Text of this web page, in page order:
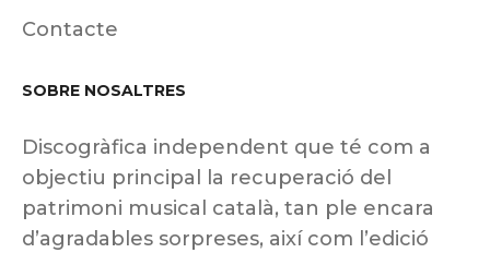
Contacte
SOBRE NOSALTRES
Discogràfica independent que té com a
objectiu principal la recuperació del
patrimoni musical català, tan ple encara
d’agradables sorpreses, així com l’edició